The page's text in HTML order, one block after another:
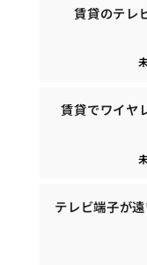
賃貸のテレ
賃貸でワイヤ
テレビ端子が